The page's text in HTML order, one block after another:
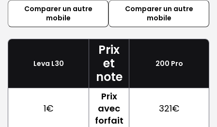
Comparer un autre
mobile
Comparer un autre
mobile
Leva L30
Prix
et
note
200 Pro
1€
Prix
avec
forfait
321€